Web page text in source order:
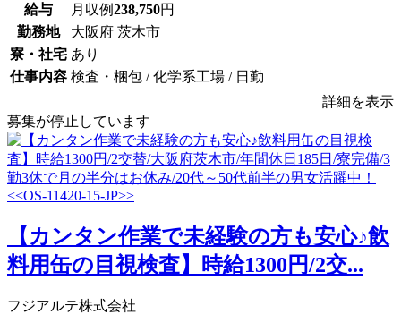
給与 月収例238,750円
勤務地
大阪府 茨木市
寮・社宅 あり
仕事内容 検査・梱包 / 化学系工場 / 日勤
詳細を表示
募集が停止しています
【カンタン作業で未経験の方も安心♪飲
料用缶の目視検査】時給1300円/2交...
フジアルテ株式会社